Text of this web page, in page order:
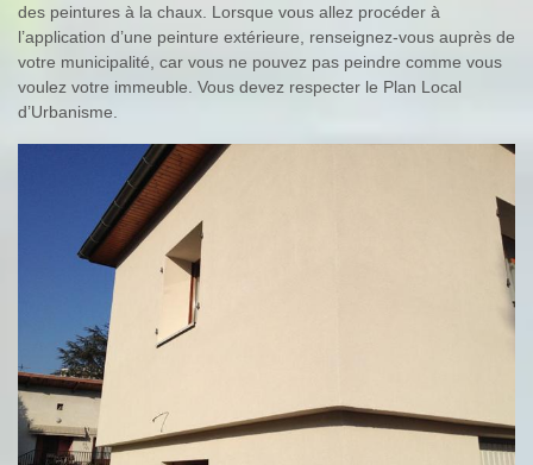
des peintures à la chaux. Lorsque vous allez procéder à
l’application d’une peinture extérieure, renseignez-vous auprès de
votre municipalité, car vous ne pouvez pas peindre comme vous
voulez votre immeuble. Vous devez respecter le Plan Local
d’Urbanisme.